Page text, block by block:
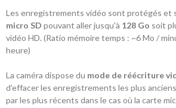
Les enregistrements vidéo sont protégés et
micro SD pouvant aller jusqu'à 128 Go soit
vidéo HD. (Ratio mémoire temps : ~6 Mo /
heure)
La caméra dispose du mode de réécriture
d'effacer les enregistrements les plus
par les plus récents dans le cas où la carte